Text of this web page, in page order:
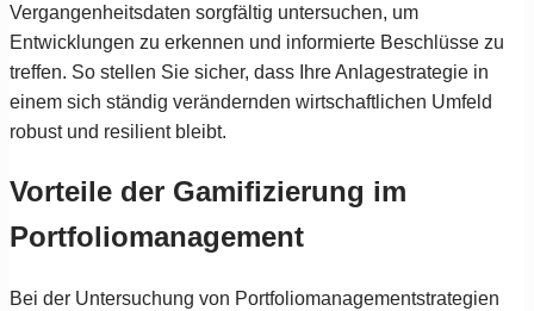
Vergangenheitsdaten sorgfältig untersuchen, um
Entwicklungen zu erkennen und informierte Beschlüsse zu
treffen. So stellen Sie sicher, dass Ihre Anlagestrategie in
einem sich ständig verändernden wirtschaftlichen Umfeld
robust und resilient bleibt.
Vorteile der Gamifizierung im
Portfoliomanagement
Bei der Untersuchung von Portfoliomanagementstrategien